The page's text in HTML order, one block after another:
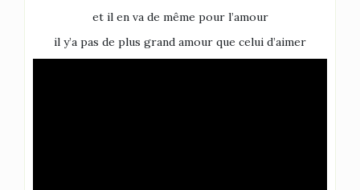
et il en va de même pour l’amour
il y’a pas de plus grand amour que celui d’aimer